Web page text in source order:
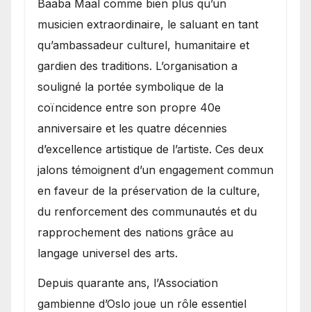
Baaba Maal comme bien plus qu’un
musicien extraordinaire, le saluant en tant
qu’ambassadeur culturel, humanitaire et
gardien des traditions. L’organisation a
souligné la portée symbolique de la
coïncidence entre son propre 40e
anniversaire et les quatre décennies
d’excellence artistique de l’artiste. Ces deux
jalons témoignent d’un engagement commun
en faveur de la préservation de la culture,
du renforcement des communautés et du
rapprochement des nations grâce au
langage universel des arts.
​Depuis quarante ans, l’Association
gambienne d’Oslo joue un rôle essentiel